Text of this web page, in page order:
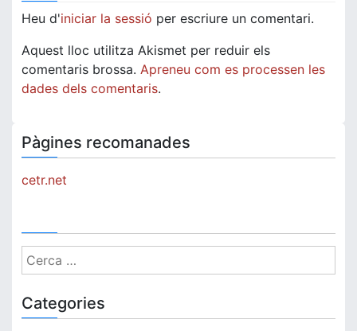
Heu d'iniciar la sessió per escriure un comentari.
Aquest lloc utilitza Akismet per reduir els
comentaris brossa. Apreneu com es processen les
dades dels comentaris.
Pàgines recomanades
cetr.net
Cerca:
Categories